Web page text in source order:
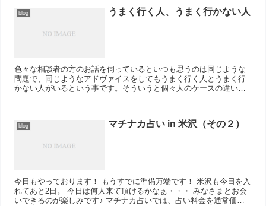
blog うまく行く人、うまく行かない人
色々な相談者の方のお話を伺っているといつも思うのは同じような
問題で、同じようなアドヴァイスをしてもうまく行く人とうまく行
かない人がいるという事です。そういうと個々人のケースの違いだ
blog マチナカ占い in 米沢（その２）
今日もやっております！ もうすでに準備万端です！ 米沢も今日を入
れてあと2日。 今日は何人来て頂けるかなぁ・・・ みなさまとお会
いできるのが楽しみです♪ マチナカ占いでは、占い料金を通常価格